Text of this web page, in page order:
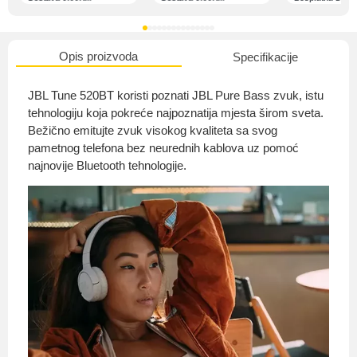
Opis proizvoda Specifikacije
JBL Tune 520BT koristi poznati JBL Pure Bass zvuk, istu
tehnologiju koja pokreće najpoznatija mjesta širom sveta.
Bežično emitujte zvuk visokog kvaliteta sa svog
pametnog telefona bez neurednih kablova uz pomoć
najnovije Bluetooth tehnologije.
O nama
Privatnost kupca
Uvjeti i odredbe